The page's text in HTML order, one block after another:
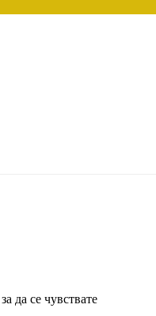
да се чувствате